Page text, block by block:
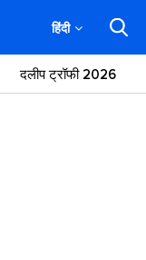
हिंदी
दलीप ट्रॉफी 2026